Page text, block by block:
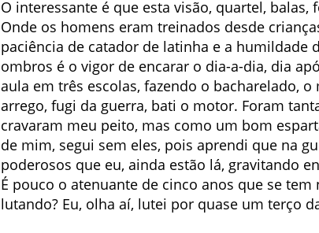
O interessante é que esta visão, quartel,
Onde os homens eram treinados desde
paciência de catador de latinha e a humildade
ombros é o vigor de encarar o dia-a-dia, dia
aula em três escolas, fazendo o bacharelado,
arrego, fugi da guerra, bati o motor. Foram
cravaram meu peito, mas como um bom
de mim, segui sem eles, pois aprendi que na
poderosos que eu, ainda estão lá, gravitando
É pouco o atenuante de cinco anos que se
lutando? Eu, olha aí, lutei por quase um terço